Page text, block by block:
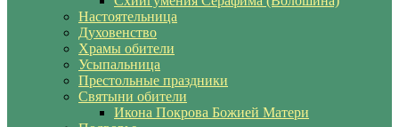
Настоятельница
Духовенство
Храмы обители
Усыпальница
Престольные праздники
Святыни обители
Икона Покрова Божией Матери